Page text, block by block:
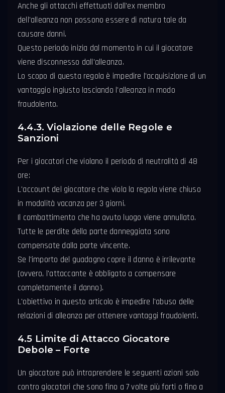
Anche gli attacchi effettuati dall'ex membro
dell'alleanza non possono essere di natura tale da
causare danni.
Questo periodo inizia dal momento in cui il giocatore
viene disconnesso dall'alleanza.
Lo scopo di questa regola è impedire l'acquisizione di un
vantaggio ingiusto lasciando l'alleanza in modo
fraudolento.
4.4.3. Violazione delle Regole e
Sanzioni
Per i giocatori che violano il periodo di neutralità di 48
ore:
L'account del giocatore che viola la regola viene chiuso
in modalità vacanza per 3 giorni.
Il combattimento che ha avuto luogo viene annullato.
Tutte le perdite della parte danneggiata sono
compensate dalla parte vincente.
Se l'importo del guadagno copre il danno è irrilevante
(ovvero, l'attaccante è obbligato a compensare
completamente il danno).
L'obiettivo in questo articolo è impedire l'abuso delle
relazioni di alleanza per ottenere vantaggi fraudolenti.
4.5 Limite di Attacco Giocatore
Debole – Forte
Un giocatore può intraprendere le seguenti azioni solo
contro giocatori che sono fino a 7 volte più forti o fino a